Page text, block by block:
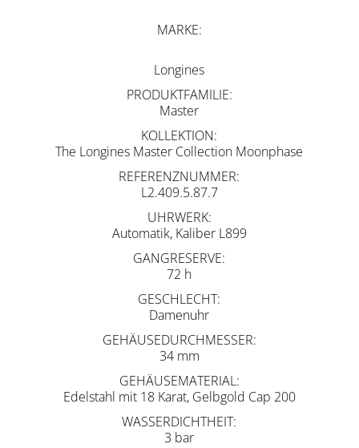
MARKE
Longines
PRODUKTFAMILIE
Master
KOLLEKTION
The Longines Master Collection Moonphase
REFERENZNUMMER
L2.409.5.87.7
UHRWERK
Automatik, Kaliber L899
GANGRESERVE
72 h
GESCHLECHT
Damenuhr
GEHÄUSEDURCHMESSER
34 mm
GEHÄUSEMATERIAL
Edelstahl mit 18 Karat, Gelbgold Cap 200
WASSERDICHTHEIT
3 bar